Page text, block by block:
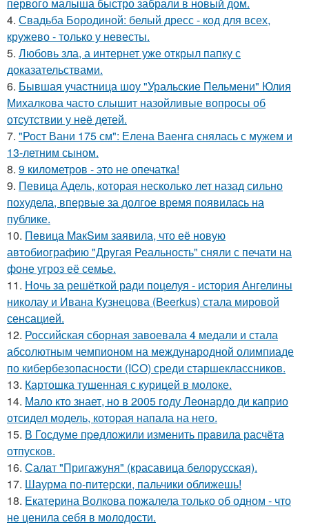
4. Свадьба Бородиной: белый дресс - код для всех,
кружево - только у невесты.
5. Любовь зла, а интернет уже открыл папку с
доказательствами.
6. Бывшая участница шоу "Уральские Пельмени" Юлия
Михалкова часто слышит назойливые вопросы об
отсутствии у неё детей.
7. "Рост Вани 175 см": Елена Ваенга снялась с мужем и
13-летним сыном.
8. 9 километров - это не опечатка!
9. Певица Адель, которая несколько лет назад сильно
похудела, впервые за долгое время появилась на
публике.
10. Пeвица MакSим заявила, что её новую
автобиографию "Другая Реальность" сняли с печати на
фоне угроз её семье.
11. Ночь за решёткой ради поцелуя - история Ангелины
николау и Ивана Кузнецова (Beerkus) стала мировой
сенсацией.
12. Российская сборная завоевала 4 медали и стала
абсолютным чемпионом на международной олимпиаде
по кибербезопасности (ICO) среди старшеклассников.
13. Картошка тушенная с курицей в молоке.
14. Мало кто знает, но в 2005 году Леонардо ди каприо
отсидел модель, которая напала на него.
15. В Госдуме пpeдложили изменить пpaвила расчёта
отпусков.
16. Салат "Пригажуня" (красавица белорусская).
17. Шаурма по-питерски, пальчики оближешь!
18. Екатерина Волкова пожалела только об одном - что
не ценила себя в молодости.